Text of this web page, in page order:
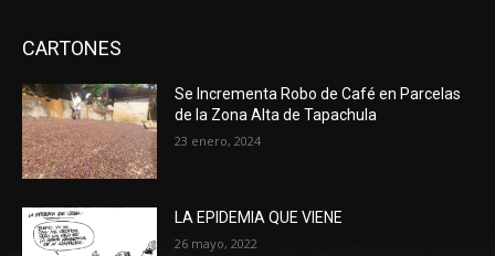
CARTONES
Se Incrementa Robo de Café en Parcelas
de la Zona Alta de Tapachula
23 enero, 2024
LA EPIDEMIA QUE VIENE
26 mayo, 2022